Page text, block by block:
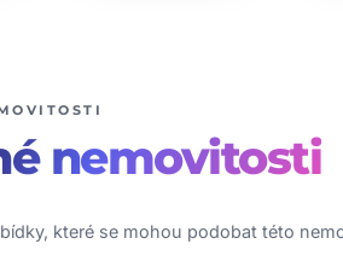
nemovitosti
které se mohou podobat této